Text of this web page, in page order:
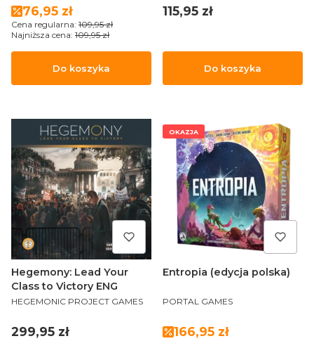
Cena promocyjna
76,95 zł
Cena regularna: 109,95 zł
Najniższa cena: 109,95 zł
Do koszyka
Cena
115,95 zł
Do koszyka
Hegemony: Lead Your
Class to Victory ENG
PRODUCENT
HEGEMONIC PROJECT GAMES
Cena
299,95 zł
OKAZJA
Entropia (edycja polska)
PRODUCENT
PORTAL GAMES
Cena promocyjna
166,95 zł